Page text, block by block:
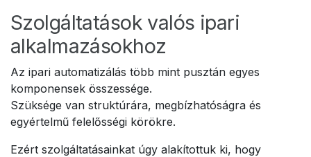
Szolgáltatások valós ipari
alkalmazásokhoz
Az ipari automatizálás több mint pusztán egyes
komponensek összessége.
Szüksége van struktúrára, megbízhatóságra és
egyértelmű felelősségi körökre.
Ezért szolgáltatásainkat úgy alakítottuk ki, hogy